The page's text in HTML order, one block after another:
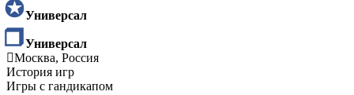
Универсал
Универсал
Москва, Россия
История игр
Игры с гандикапом